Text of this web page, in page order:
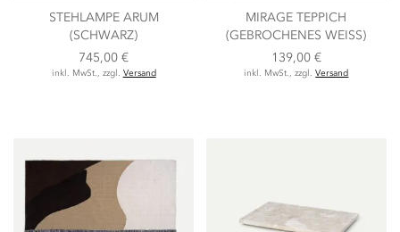
STEHLAMPE ARUM
(SCHWARZ)
745,00 €
inkl. MwSt., zzgl. Versand
MIRAGE TEPPICH
(GEBROCHENES WEISS)
139,00 €
inkl. MwSt., zzgl.Versand